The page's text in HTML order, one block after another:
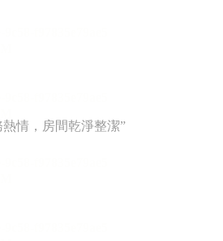
熱情，房間乾淨整潔”